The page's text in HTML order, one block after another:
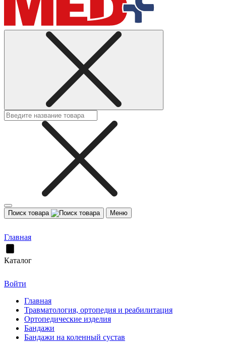
Поиск товара Меню
Главная
Каталог
Войти
Главная
Травматология, ортопедия и реабилитация
Ортопедические изделия
Бандажи
Бандажи на коленный сустав